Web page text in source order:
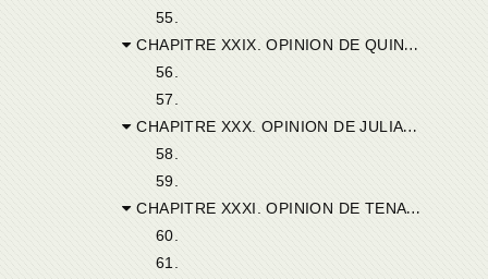
55.
CHAPITRE XXIX. OPINION DE QUINTUS D’AGGYA.
56.
57.
CHAPITRE XXX. OPINION DE JULIANUS DE MARCELLIANA.
58.
59.
CHAPITRE XXXI. OPINION DE TENAX DE CÉLIA.
60.
61.